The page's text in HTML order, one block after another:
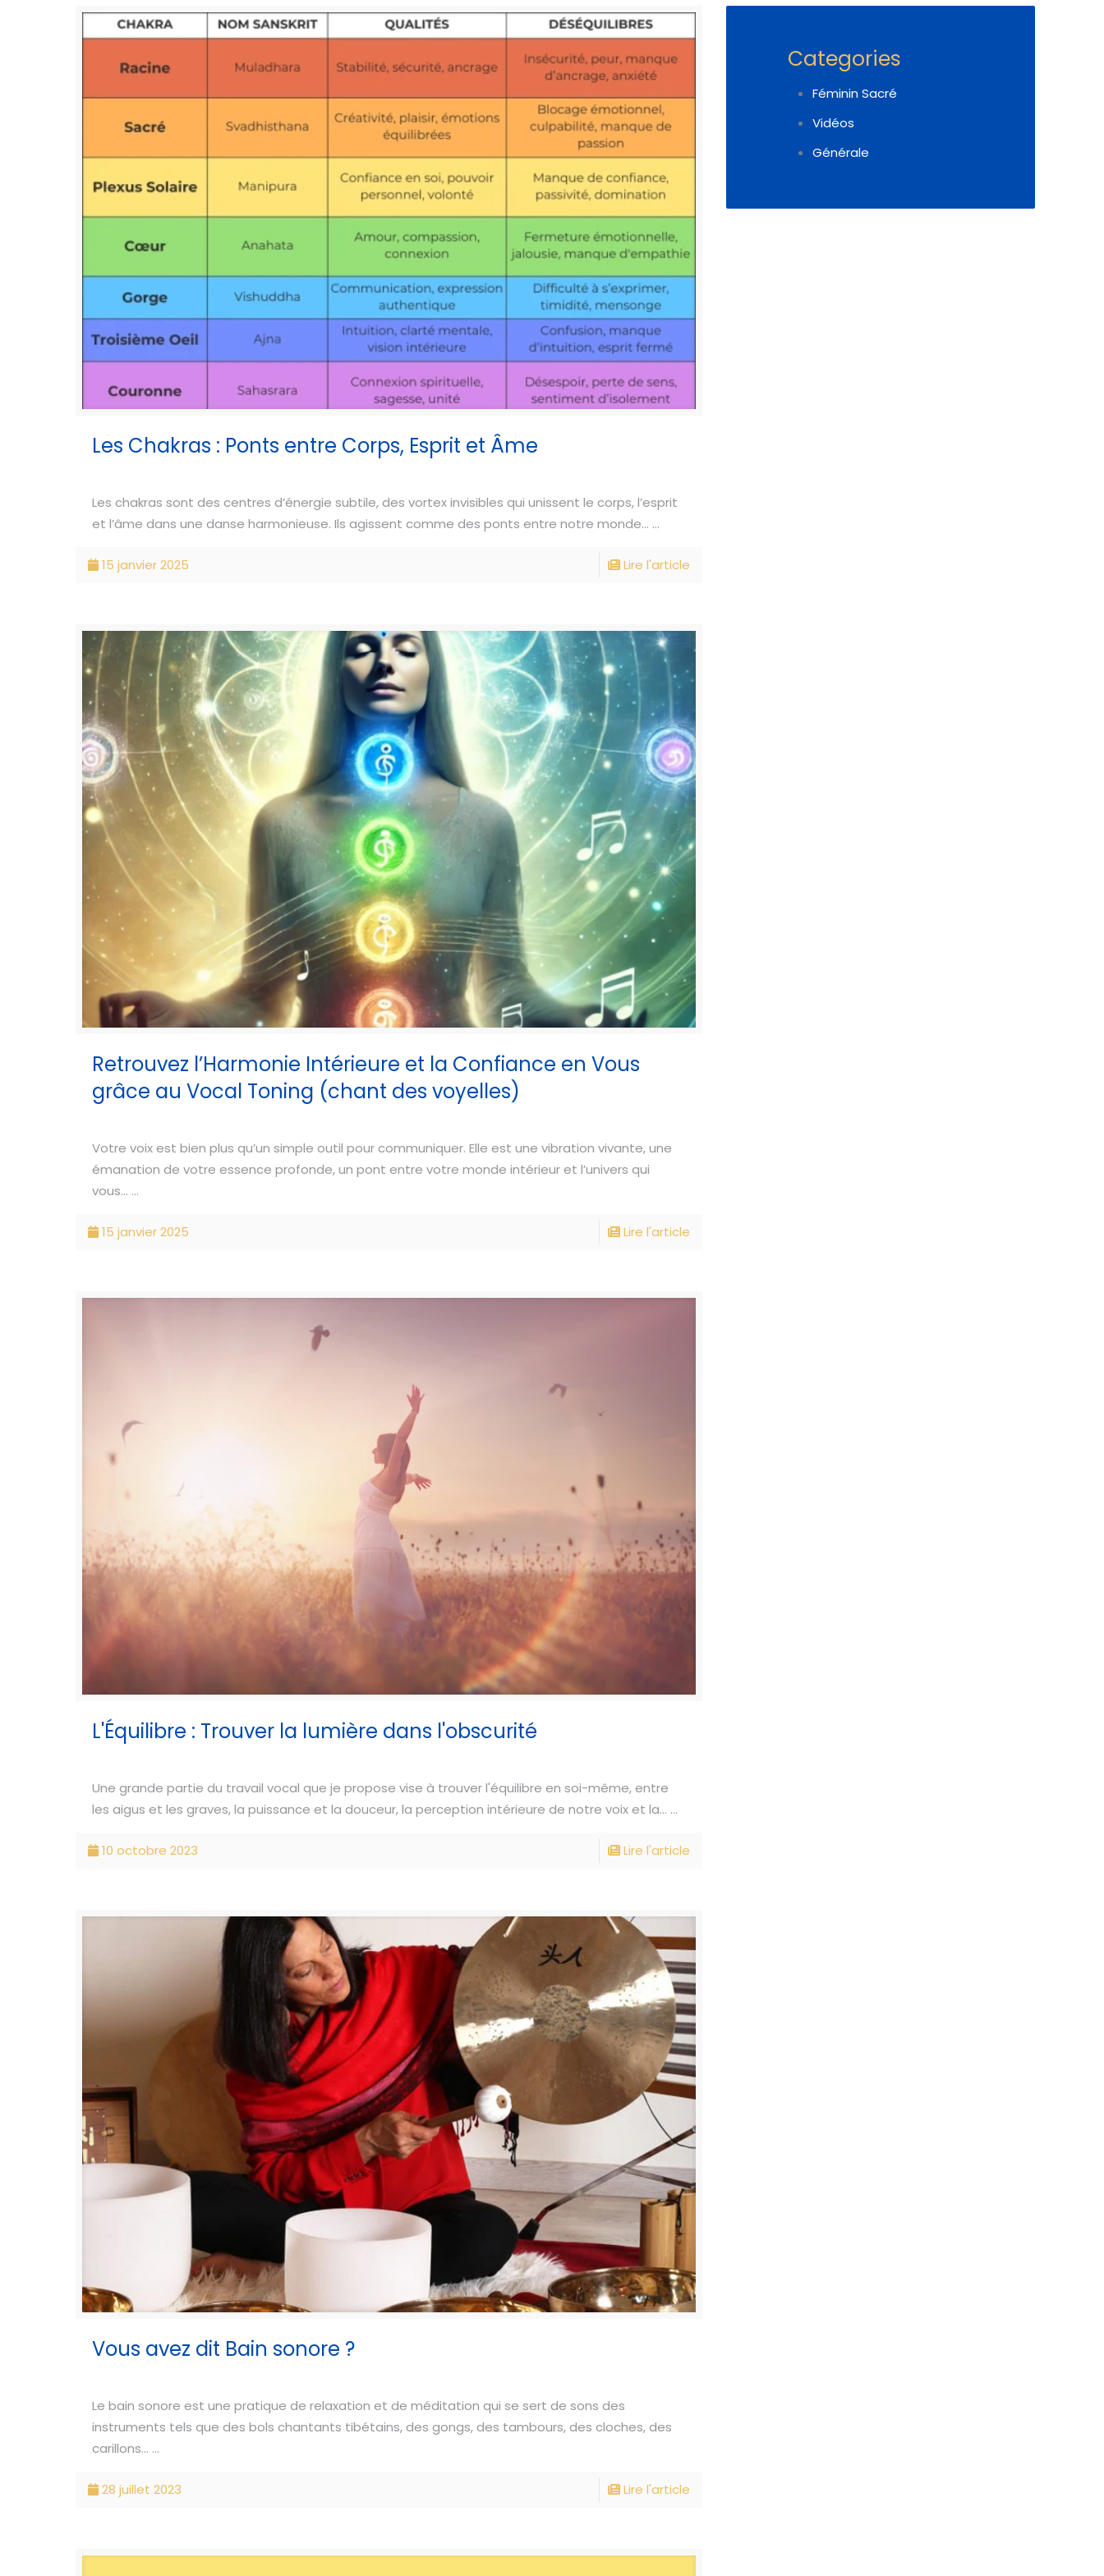
Les Chakras : Ponts entre Corps, Esprit et Âme
Les chakras sont des centres d’énergie subtile, des vortex invisibles qui unissent le corps, l’esprit
et l’âme dans une danse harmonieuse. Ils agissent comme des ponts entre notre monde... ...
15 janvier 2025 Lire l'article
Retrouvez l’Harmonie Intérieure et la Confiance en Vous
grâce au Vocal Toning (chant des voyelles)
Votre voix est bien plus qu’un simple outil pour communiquer. Elle est une vibration vivante, une
émanation de votre essence profonde, un pont entre votre monde intérieur et l’univers qui
vous... ...
15 janvier 2025 Lire l'article
L'Équilibre : Trouver la lumière dans l'obscurité
Une grande partie du travail vocal que je propose vise à trouver l'équilibre en soi-même, entre
les aigus et les graves, la puissance et la douceur, la perception intérieure de notre voix et la... ...
10 octobre 2023 Lire l'article
Vous avez dit Bain sonore ?
Le bain sonore est une pratique de relaxation et de méditation qui se sert de sons des
instruments tels que des bols chantants tibétains, des gongs, des tambours, des cloches, des
carillons... ...
28 juillet 2023 Lire l'article
Categories
Féminin Sacré
Vidéos
Générale